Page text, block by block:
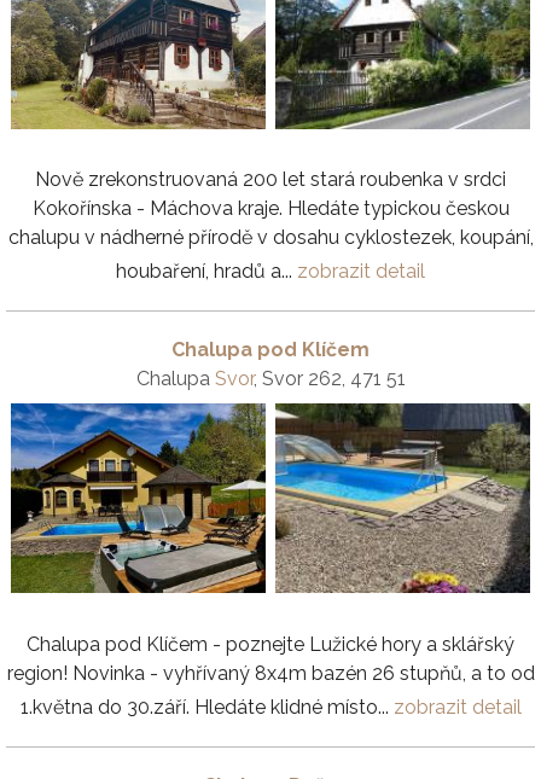
Nově zrekonstruovaná 200 let stará roubenka v srdci
Kokořínska - Máchova kraje. Hledáte typickou českou
chalupu v nádherné přírodě v dosahu cyklostezek, koupání,
houbaření, hradů a... zobrazit detail
Chalupa pod Klíčem
Chalupa Svor, Svor 262, 471 51
Chalupa pod Klíčem - poznejte Lužické hory a sklářský
region! Novinka - vyhřívaný 8x4m bazén 26 stupňů, a to od
1.května do 30.září. Hledáte klidné místo... zobrazit detail